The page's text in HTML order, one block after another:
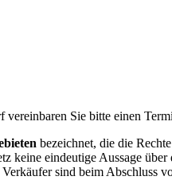
Sie bitte einen
bezeichnet, die die
keine eindeutige Aussage
sind beim Abschluss